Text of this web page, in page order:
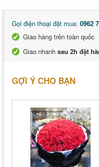
Gọi điện thoại đặt mua: 0962
Giao hàng trên toàn quốc
Giao nhanh sau 2h đặt
GỢI Ý CHO BẠN